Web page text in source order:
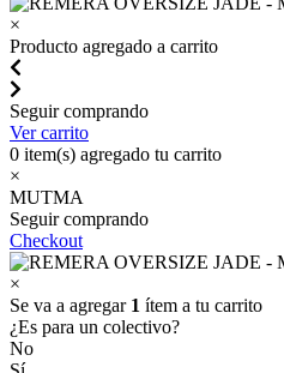
×
Producto agregado a carrito
Seguir comprando
Ver carrito
0 item(s) agregado tu carrito
×
MUTMA
Seguir comprando
Checkout
×
Se va a agregar 1 ítem a tu carrito
¿Es para un colectivo?
No